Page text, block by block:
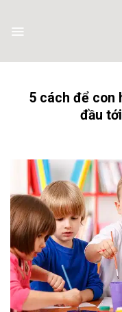
content
5 cách để con
đầu